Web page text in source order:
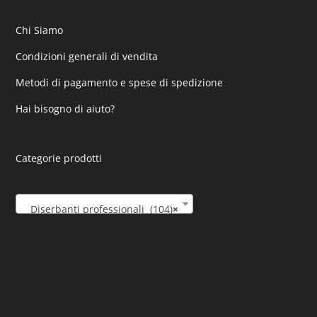
Chi Siamo
Condizioni generali di vendita
Metodi di pagamento e spese di spedizione
Hai bisogno di aiuto?
Categorie prodotti
×
Diserbanti professionali (104)